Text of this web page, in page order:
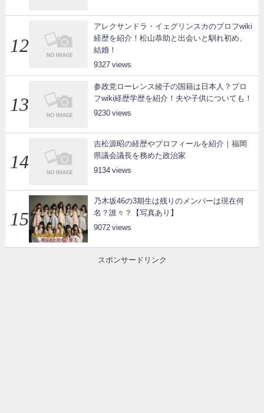
アレクサンドラ・イェグリンスカのプロフwiki
経歴を紹介！松山恭助と出会いと馴れ初め、
結婚！
9327
参政党ローレンス綾子の国籍は日本人？プロ
フwiki経歴学歴を紹介！夫や子供についても！
9230
吉松源昭の経歴やプロフィールを紹介｜福岡
県議会議長を務めた政治家
9134
乃木坂46の3期生は残りのメンバーは現在何
名？誰々？【写真あり】
9072
スポンサードリンク